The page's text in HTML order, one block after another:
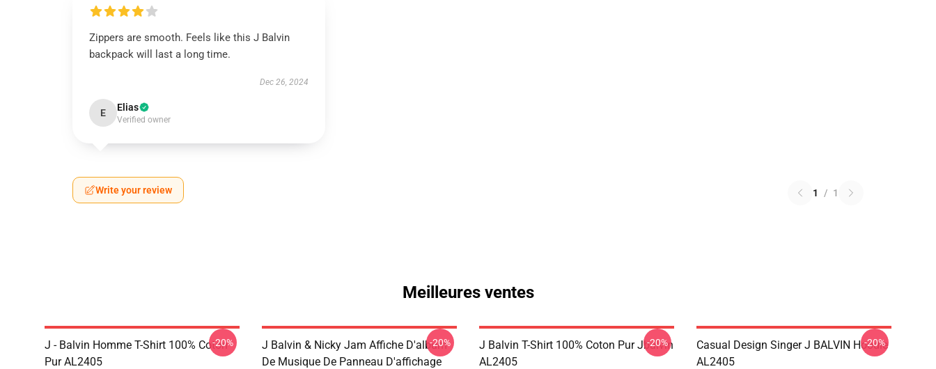
Zippers are smooth. Feels like this J Balvin
backpack will last a long time.
Dec 26, 2024
E Elias
Verified owner
Write your review 1 / 1
Meilleures ventes
J - Balvin Homme T-Shirt 100% Coton
Pur AL2405
-20%
J Balvin & Nicky Jam Affiche D'album
De Musique De Panneau D'affichage
-20%
J Balvin T-Shirt 100% Coton Pur Jbalvin
AL2405
-20%
Casual Design Singer J BALVIN Hoodie
AL2405
-20%